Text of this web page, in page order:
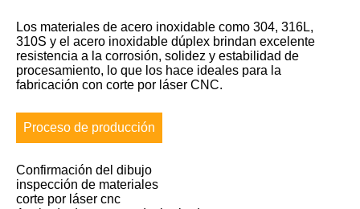
Los materiales de acero inoxidable como 304, 316L,
310S y el acero inoxidable dúplex brindan excelente
resistencia a la corrosión, solidez y estabilidad de
procesamiento, lo que los hace ideales para la
fabricación con corte por láser CNC.
Proceso de producción
Confirmación del dibujo
inspección de materiales
corte por láser cnc